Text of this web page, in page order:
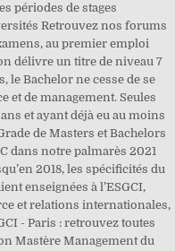
périodes de stages
Retrouvez nos forums
au premier emploi
délivre un titre de niveau 7
le Bachelor ne cesse de se
et de management. Seules
et ayant déjà eu au moins
de Masters et Bachelors
dans notre palmarès 2021
2018, les spécificités du
enseignées à l’ESGCI,
et relations internationales,
- Paris : retrouvez toutes
Mastère Management du